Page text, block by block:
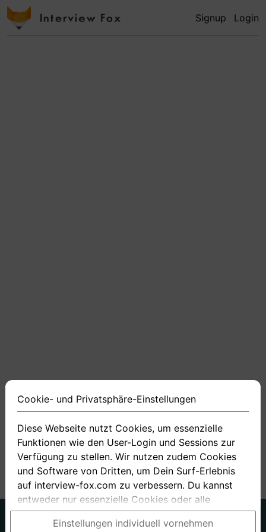
Signup Login
Cookie- und Privatsphäre-Einstellungen
Diese Webseite nutzt Cookies, um essenzielle
Funktionen wie den User-Login und Sessions zur
Verfügung zu stellen. Wir nutzen zudem Cookies
und Software von Dritten, um Dein Surf-Erlebnis
auf interview-fox.com zu verbessern. Du kannst
entweder nur essenzielle Cookies oder alle
Cookies akzeptieren. Du kannst Deine
Einstellungen jederzeit in unseren Cookie- und
Einstellungen individuell vornehmen